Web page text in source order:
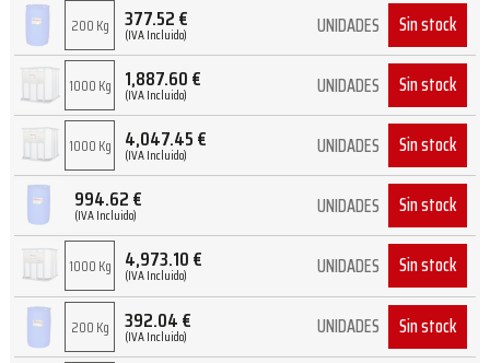
200 Kg 377.52€
(IVA Incluido) UNIDADES Sin stock
1000 Kg 1,887.60€
(IVA Incluido) UNIDADES Sin stock
1000 Kg 4,047.45€
(IVA Incluido) UNIDADES Sin stock
994.62€
(IVA Incluido) UNIDADES Sin stock
1000 Kg 4,973.10€
(IVA Incluido) UNIDADES Sin stock
200 Kg 392.04€
(IVA Incluido) UNIDADES Sin stock